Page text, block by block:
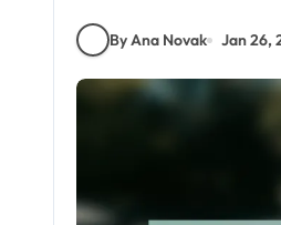
By Ana Novak Jan 26,